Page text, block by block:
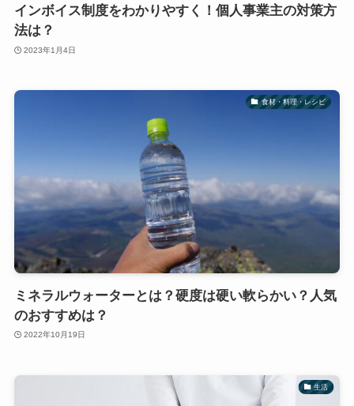
インボイス制度をわかりやすく！個人事業主の対策方
法は？
2023年1月4日
食材・料理・レシピ
ミネラルウォーターとは？硬度は硬い軟らかい？人気
のおすすめは？
2022年10月19日
生活